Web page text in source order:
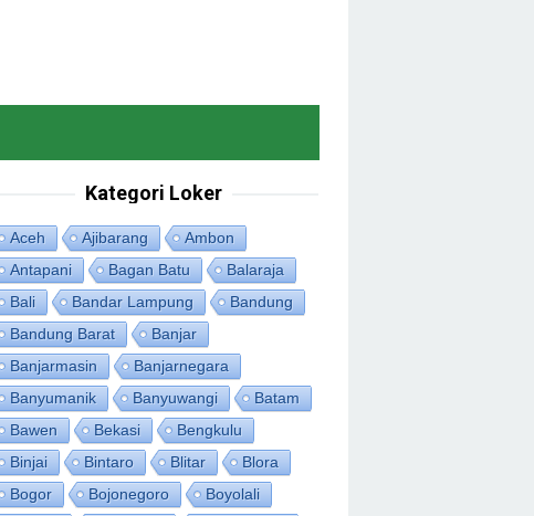
Kategori Loker
Aceh Ajibarang
Ambon
Antapani
Bagan Batu
Balaraja
Bali
Bandar Lampung
Bandung
Bandung Barat
Banjar
Banjarmasin
Banjarnegara
Banyumanik
Banyuwangi
Batam
Bawen
Bekasi
Bengkulu
Binjai
Bintaro Blitar
Blora
Bogor
Bojonegoro
Boyolali